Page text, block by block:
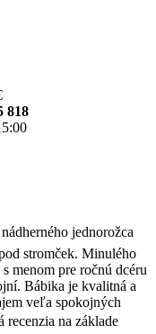
818
jednorožca
stromček. Minulého
menom pre ročnú dcéru
Bábika je kvalitná a
veľa spokojných
recenzia na základe